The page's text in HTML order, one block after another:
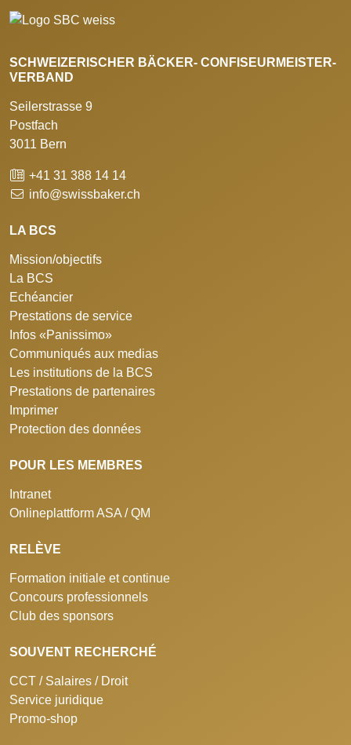
SCHWEIZERISCHER BÄCKER- CONFISEURMEISTER-
VERBAND
Seilerstrasse 9
Postfach
3011 Bern
+41 31 388 14 14
info@swissbaker.ch
LA BCS
Mission/objectifs
La BCS
Echéancier
Prestations de service
Infos «Panissimo»
Communiqués aux medias
Les institutions de la BCS
Prestations de partenaires
Imprimer
Protection des données
POUR LES MEMBRES
Intranet
Onlineplattform ASA / QM
RELÈVE
Formation initiale et continue
Concours professionnels
Club des sponsors
SOUVENT RECHERCHÉ
CCT / Salaires / Droit
Service juridique
Promo-shop